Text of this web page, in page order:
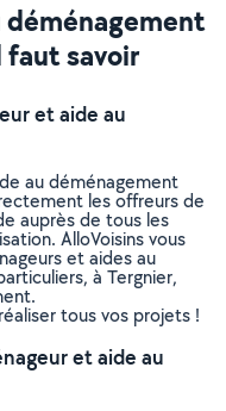
déménagement
faut savoir
et aide au
au déménagement
les offreurs de
auprès de tous les
AlloVoisins vous
et aides au
à Tergnier,
tous vos projets !
et aide au